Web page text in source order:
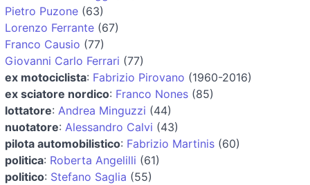
Pietro Puzone (63)
Lorenzo Ferrante (67)
Franco Causio (77)
Giovanni Carlo Ferrari (77)
ex motociclista: Fabrizio Pirovano (1960-2016)
ex sciatore nordico: Franco Nones (85)
lottatore: Andrea Minguzzi (44)
nuotatore: Alessandro Calvi (43)
pilota automobilistico: Fabrizio Martinis (60)
politica: Roberta Angelilli (61)
politico: Stefano Saglia (55)